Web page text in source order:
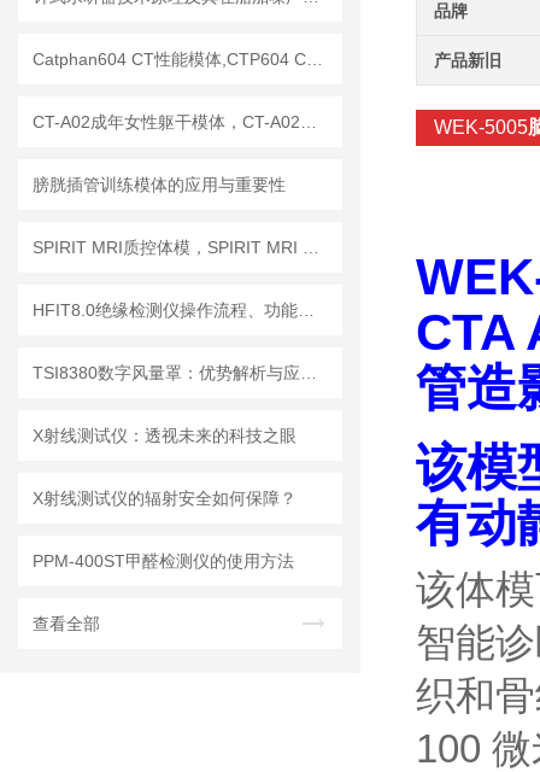
膀胱插管训练模体的应用与重要性
X射线测试仪：透视未来的科技之眼
X射线测试仪的辐射安全如何保障？
PPM-400ST甲醛检测仪的使用方法
查看全部
品牌
产品新旧
WEK-5005
CTA
管造
该模
有动
该体
智能
织和
100